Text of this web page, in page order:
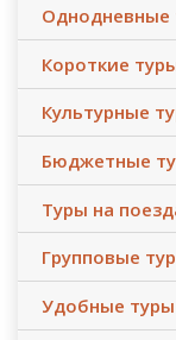
Однодневные
Короткие
Культурные
Бюджетные
Туры на
Групповые
Удобные